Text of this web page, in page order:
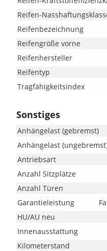
Reifen-
Reifenbezeichnung
Reifengröße vorne
Reifenhersteller
Reifentyp
Tragfähigkeitsindex
Sonstiges
Anhängelast (gebremst)
Anhängelast
Antriebsart
Anzahl Sitzplätze
Anzahl Türen
Garantieleistung
HU/AU neu
Innenausstattung
Kilometerstand